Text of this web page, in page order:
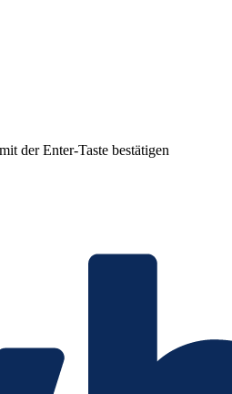
der Enter-Taste bestätigen